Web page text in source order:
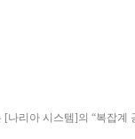
리아 시스템]의 “복잡